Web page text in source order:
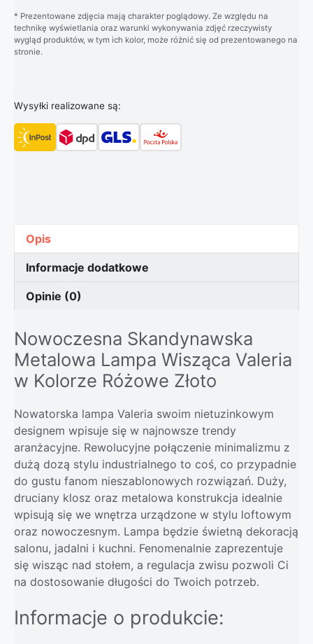
* Prezentowane zdjęcia mają charakter poglądowy. Ze względu na
technikę wyświetlania oraz warunki wykonywania zdjęć rzeczywisty
wygląd produktów, w tym ich kolor, może różnić się od prezentowanego na
stronie.
Wysyłki realizowane są:
Opis
Informacje dodatkowe
Opinie (0)
Nowoczesna Skandynawska
Metalowa Lampa Wisząca Valeria
w Kolorze Różowe Złoto
Nowatorska lampa Valeria swoim nietuzinkowym
designem wpisuje się w najnowsze trendy
aranżacyjne. Rewolucyjne połączenie minimalizmu z
dużą dozą stylu industrialnego to coś, co przypadnie
do gustu fanom nieszablonowych rozwiązań. Duży,
druciany klosz oraz metalowa konstrukcja idealnie
wpisują się we wnętrza urządzone w stylu loftowym
oraz nowoczesnym. Lampa będzie świetną dekoracją
salonu, jadalni i kuchni. Fenomenalnie zaprezentuje
się wisząc nad stołem, a regulacja zwisu pozwoli Ci
na dostosowanie długości do Twoich potrzeb.
Informacje o produkcie: